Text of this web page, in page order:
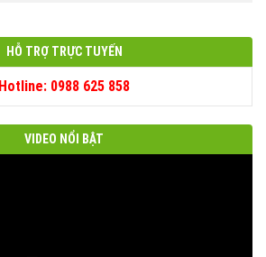
HỖ TRỢ TRỰC TUYẾN
Hotline: 0988 625 858
VIDEO NỔI BẬT